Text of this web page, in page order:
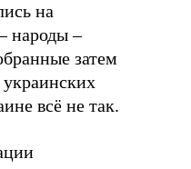
на
народы –
затем
всё не так.